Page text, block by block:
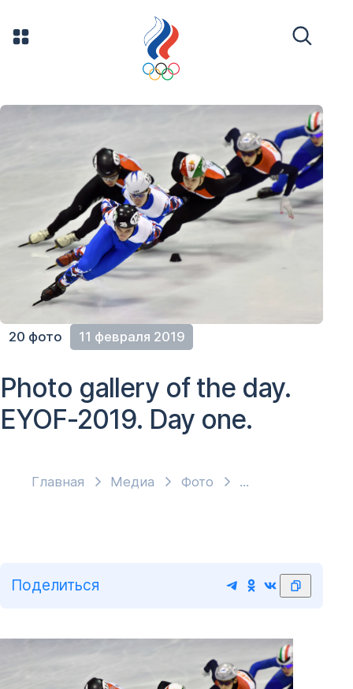
20 фото 11 февраля 2019
Главная Медиа Фото
Photo gallery of the day.
EYOF-2019. Day one.
Поделиться